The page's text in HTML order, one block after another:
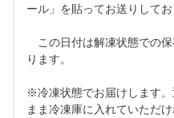
ール」を貼ってお送りしてお
この日付は解凍状態での
ります。
※冷凍状態でお届けします
まま冷凍庫に入れていただ